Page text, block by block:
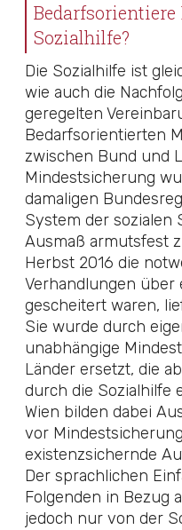
Sozialhilfe?
Die Sozialhilfe ist
wie auch die
geregelten
Bedarfsorientierten
zwischen Bund und
Mindestsicherung
damaligen
System der sozialen
Ausmaß armutsfest
Herbst 2016 die
Verhandlungen über
gescheitert waren,
Sie wurde durch
unabhängige
Länder ersetzt, die
durch die Sozialhilfe
Wien bilden dabei
vor
existenzsichernde
Der sprachlichen
Folgenden in Bezug
jedoch nur von der